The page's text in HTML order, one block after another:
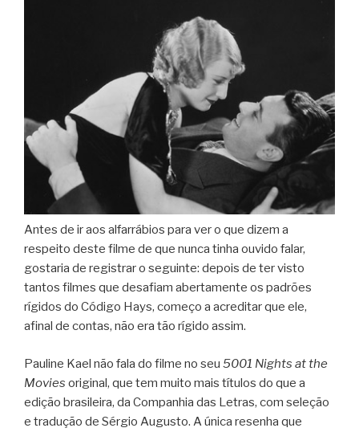
Antes de ir aos alfarrábios para ver o que dizem a
respeito deste filme de que nunca tinha ouvido falar,
gostaria de registrar o seguinte: depois de ter visto
tantos filmes que desafiam abertamente os padrões
rígidos do Código Hays, começo a acreditar que ele,
afinal de contas, não era tão rígido assim.
Pauline Kael não fala do filme no seu 5001 Nights at the
Movies original, que tem muito mais títulos do que a
edição brasileira, da Companhia das Letras, com seleção
e tradução de Sérgio Augusto. A única resenha que